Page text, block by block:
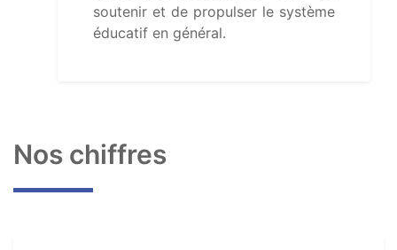
soutenir et de propulser le système
éducatif en général.
Nos chiffres